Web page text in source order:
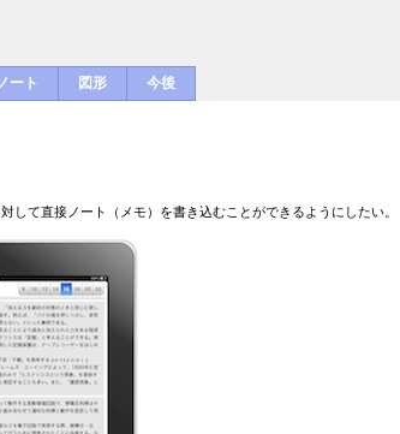
ート 図形 今後
て直接ノート（メモ）を書き込むことができるようにしたい。